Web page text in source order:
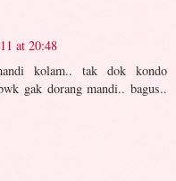
at 20:48
kolam.. tak dok kondo
gak dorang mandi.. bagus..